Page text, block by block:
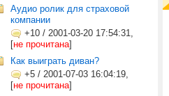
Аудио ролик для страховой
компании
+10 / 2001-03-20 17:54:31,
[не прочитана]
Как выиграть диван?
+5 / 2001-07-03 16:04:19,
[не прочитана]